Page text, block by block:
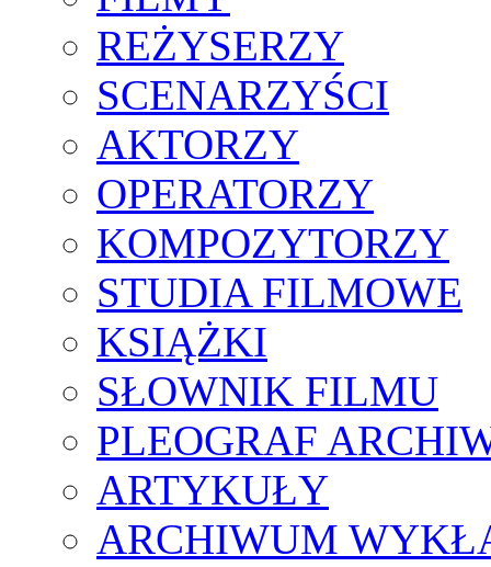
REŻYSERZY
SCENARZYŚCI
AKTORZY
OPERATORZY
KOMPOZYTORZY
STUDIA FILMOWE
KSIĄŻKI
SŁOWNIK FILMU
PLEOGRAF
ARTYKUŁY
ARCHIWUM